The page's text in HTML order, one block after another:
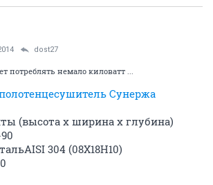
dost27
потреблять немало киловатт ...
Сунержа
(высота х ширина х глубина)
304 (08X18H10)